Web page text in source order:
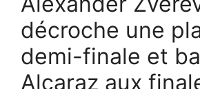
décroche une
demi-finale et
Alcaraz aux